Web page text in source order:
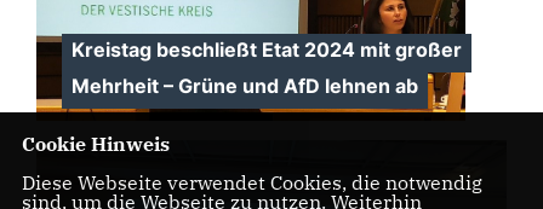
Kreistag beschließt Etat 2024 mit großer
Mehrheit – Grüne und AfD lehnen ab
Cookie Hinweis
Diese Webseite verwendet Cookies, die notwendig
sind, um die Webseite zu nutzen. Weiterhin